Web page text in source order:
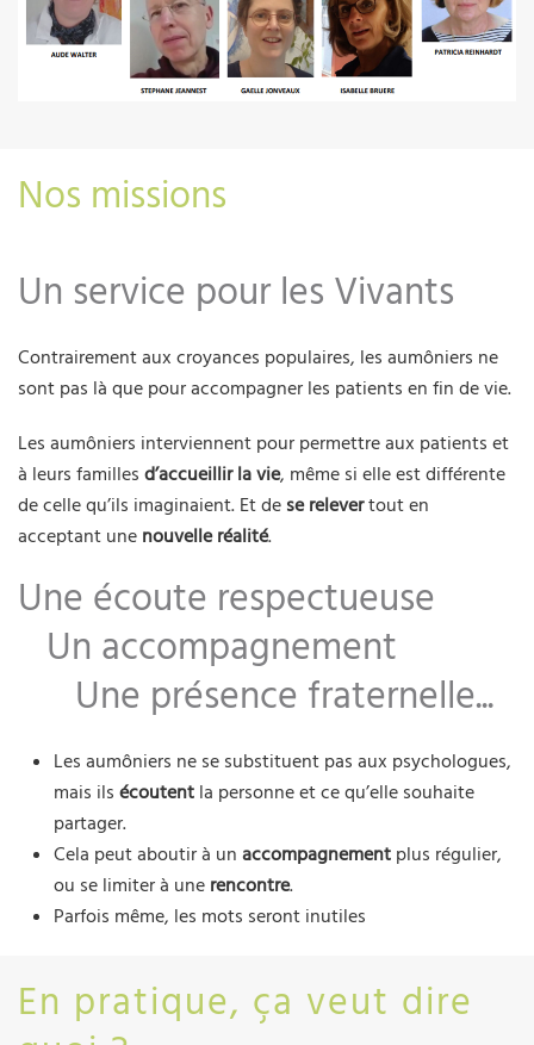
Nos missions
Un service pour les Vivants
Contrairement aux croyances populaires, les aumôniers ne
sont pas là que pour accompagner les patients en fin de vie.
Les aumôniers interviennent pour permettre aux patients et
à leurs familles d’accueillir la vie, même si elle est différente
de celle qu’ils imaginaient. Et de se relevertout en
acceptant une nouvelle réalité.
Une écoute respectueuse
Un accompagnement
Une présence fraternelle...
Les aumôniers ne se substituent pas aux psychologues,
mais ils écoutent la personne et ce qu’elle souhaite
partager.
Cela peut aboutir à un accompagnement plus régulier,
ou se limiter à une rencontre.
Parfois même, les mots seront inutiles
En pratique, ça veut dire